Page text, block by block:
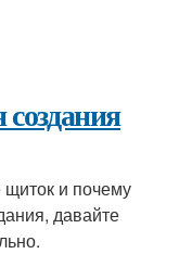
щиток и почему
давайте